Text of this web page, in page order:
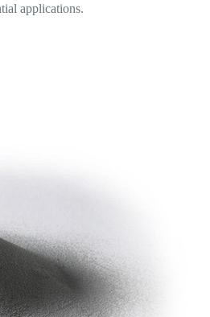
applications.